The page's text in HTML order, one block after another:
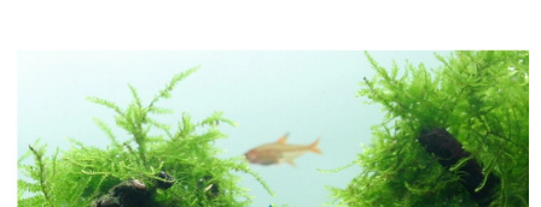
SUBSTRÁTY
KRMIVÁ A VITAMÍNY